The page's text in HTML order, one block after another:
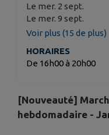
Le mer. 2 sept.
Le mer. 9 sept.
Voir plus (15 de plus)
HORAIRES
De 16h00 à 20h00
[Nouveauté]
hebdomadaire -